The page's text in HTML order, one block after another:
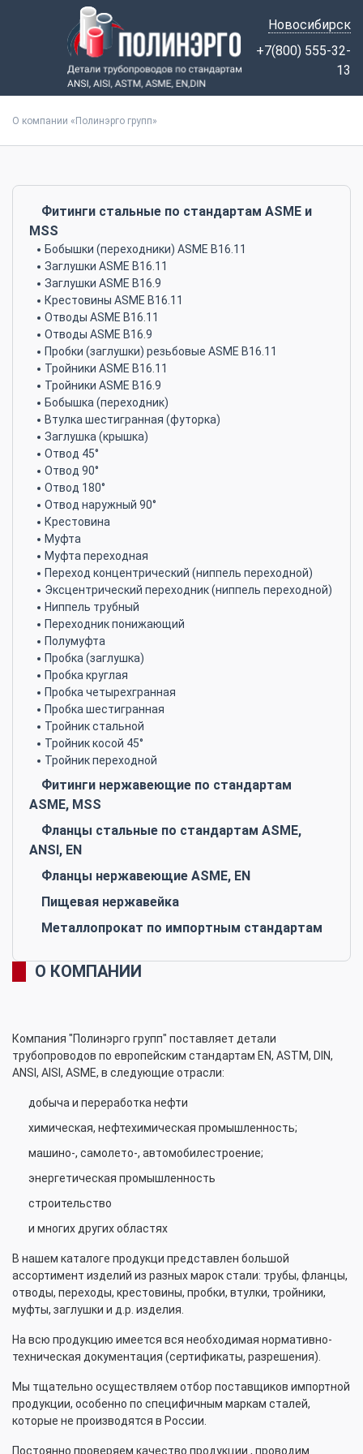
Новосибирск
+7(800) 555-32-
13
О компании «Полинэрго групп»
Фитинги стальные по стандартам ASME и
MSS
Бобышки (переходники) ASME B16.11
Заглушки ASME B16.11
Заглушки ASME B16.9
Крестовины ASME B16.11
Отводы ASME B16.11
Отводы ASME B16.9
Пробки (заглушки) резьбовые ASME B16.11
Тройники ASME B16.11
Тройники ASME B16.9
Бобышка (переходник)
Втулка шестигранная (футорка)
Заглушка (крышка)
Отвод 45°
Отвод 90°
Отвод 180°
Отвод наружный 90°
Крестовина
Муфта
Муфта переходная
Переход концентрический (ниппель переходной)
Эксцентрический переходник (ниппель переходной)
Ниппель трубный
Переходник понижающий
Полумуфта
Пробка (заглушка)
Пробка круглая
Пробка четырехгранная
Пробка шестигранная
Тройник стальной
Тройник косой 45°
Тройник переходной
Фитинги нержавеющие по стандартам
ASME, MSS
Фланцы стальные по стандартам ASME,
ANSI, EN
Фланцы нержавеющие ASME, EN
Пищевая нержавейка
Металлопрокат по импортным стандартам
О КОМПАНИИ
Компания "Полинэрго групп" поставляет детали
трубопроводов по европейским стандартам EN, ASTM, DIN,
ANSI, AISI, ASME, в следующие отрасли:
добыча и переработка нефти
химическая, нефтехимическая промышленность;
машино-, самолето-, автомобилестроение;
энергетическая промышленность
строительство
и многих других областях
В нашем каталоге продукци представлен большой
ассортимент изделий из разных марок стали: трубы, фланцы,
отводы, переходы, крестовины, пробки, втулки, тройники,
муфты, заглушки и д.р. изделия.
На всю продукцию имеется вся необходимая нормативно-
техническая документация (сертификаты, разрешения).
Мы тщательно осуществляем отбор поставщиков импортной
продукции, особенно по специфичным маркам сталей,
которые не производятся в России.
Постоянно проверяем качество продукции , проводим